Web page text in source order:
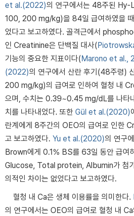
et al.(2022)의 연구에서는 48주된
100, 200 mg/kg)을 84일 급여하였을
었다고 보고하였다. 골격근에서
인 Creatinine은 단백질 대사(
기능의 중요한 지표이다(Marono et al.,
(2022)의 연구에서 산란 후기(48주령)
200 mg/kg)의 급여로 인하여 혈청 내
으며, 수치는 0.39~0.45 mg/dL를 나타
치를 나타내었다. 또한 Gül et al.(2020)
란계에게 8주간의 OEO의 급여로 인한
고 보고하였다. Yu et al.(2020)의 연구
Brown에게 0.1% BS를 63일 동안 급여
Glucose, Total protein, Albumin가 첨
의적인 차이는 없었다고 보고하였다.
혈청 내 Ca은 생체 이용률을 의미한다.
의 연구에서는 OEO의 급여로 혈청 내